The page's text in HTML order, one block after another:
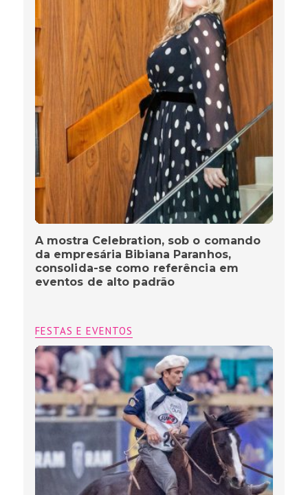
A mostra Celebration, sob o comando
da empresária Bibiana Paranhos,
consolida-se como referência em
eventos de alto padrão
FESTAS E EVENTOS